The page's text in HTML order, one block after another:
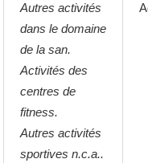
Autres activités
dans le domaine
de la san.
Activités des
centres de
fitness.
Autres activités
sportives n.c.a..